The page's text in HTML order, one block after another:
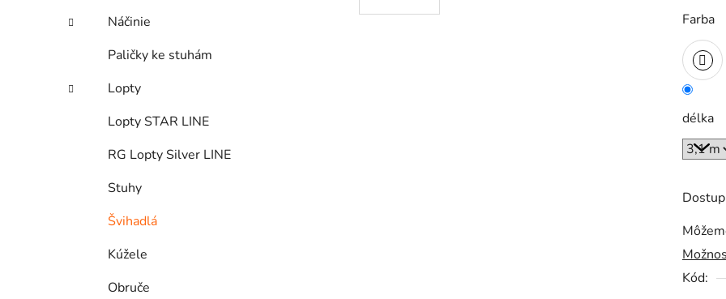
Náčinie
Paličky ke stuhám
Lopty
Lopty STAR LINE
RG Lopty Silver LINE
Stuhy
Švihadlá
Kúžele
Obruče
Farba
délka
Kód: